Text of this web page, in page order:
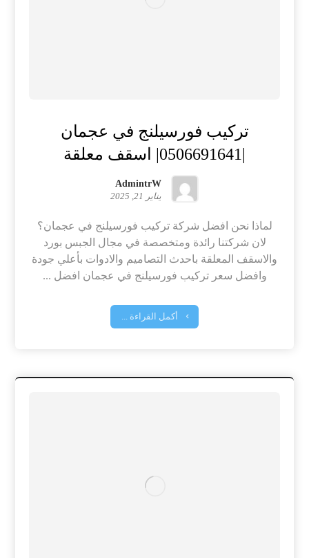
تركيب فورسيلنج في عجمان
|0506691641| اسقف معلقة
AdmintrW
يناير 21, 2025
لماذا نحن افضل شركة تركيب فورسيلنج في عجمان؟
لان شركتنا رائدة ومتخصصة في مجال الجبس بورد
والاسقف المعلقة باحدث التصاميم والادوات بأعلي جودة
وافضل سعر تركيب فورسيلنج في عجمان افضل ...
أكمل القراءة ...